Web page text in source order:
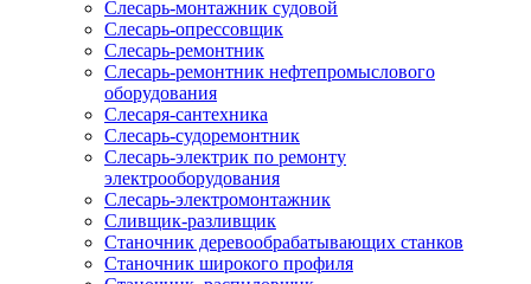
Слесарь-монтажник судовой
Слесарь-опрессовщик
Слесарь-ремонтник
Слесарь-ремонтник нефтепромыслового
оборудования
Слесаря-сантехника
Слесарь-судоремонтник
Слесарь-электрик по ремонту
электрооборудования
Слесарь-электромонтажник
Сливщик-разливщик
Станочник деревообрабатывающих станков
Станочник широкого профиля